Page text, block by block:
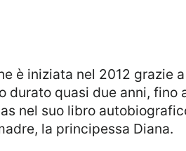
quasi due anni, fino
nel suo libro
la principessa Diana.